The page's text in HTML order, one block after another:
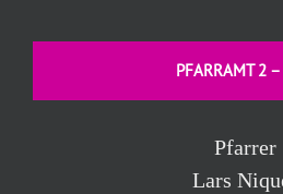
PFARRAMT 2
Pfarrer
Lars